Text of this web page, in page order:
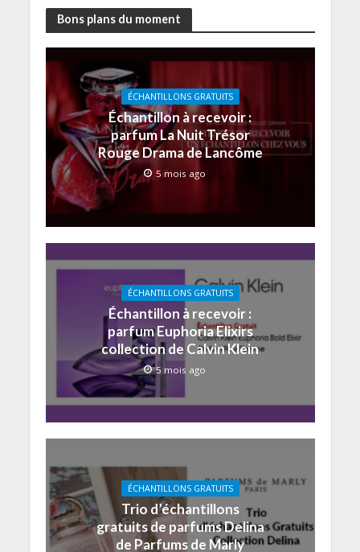
Bons plans du moment
ÉCHANTILLONS GRATUITS
Échantillon à recevoir :
parfum La Nuit Trésor
Rouge Drama de Lancôme
5 mois ago
ÉCHANTILLONS GRATUITS
Échantillon à recevoir :
parfum Euphoria Elixirs
collection de Calvin Klein
5 mois ago
ÉCHANTILLONS GRATUITS
Trio d’échantillons
gratuits de parfums Delina
de Parfums de Marly